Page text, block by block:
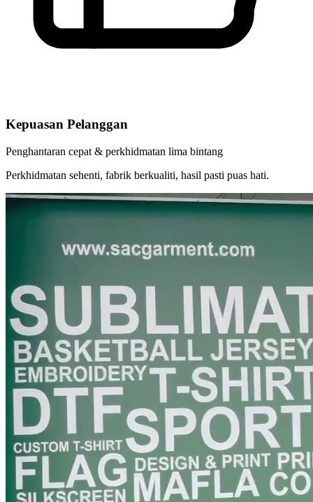
Kepuasan Pelanggan
Penghantaran cepat & perkhidmatan lima bintang
Perkhidmatan sehenti, fabrik berkualiti, hasil pasti puas hati.